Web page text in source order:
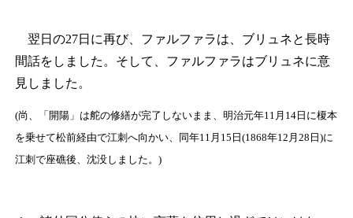
翌日の27日に再び、ファルファラは、ブリュネと長時
間話をしました。そして、ファルファラはブリュネに意
見しました。
(尚、「開陽」は舵の修繕が完了しないまま、明治元年11月14日に榎本
を乗せて松前経由で江刺へ向かい、同年11月15日(1868年12月28日)に
江刺で座礁後、沈没しました。)